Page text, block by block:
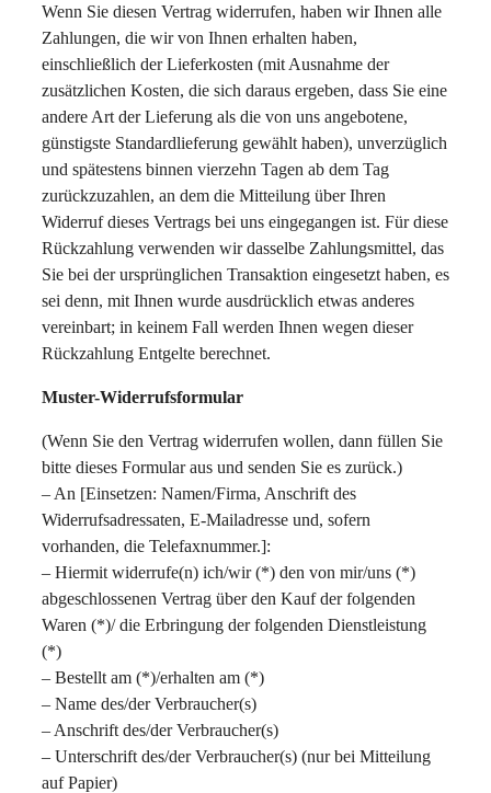
Wenn Sie diesen Vertrag widerrufen, haben wir Ihnen alle
Zahlungen, die wir von Ihnen erhalten haben,
einschließlich der Lieferkosten (mit Ausnahme der
zusätzlichen Kosten, die sich daraus ergeben, dass Sie eine
andere Art der Lieferung als die von uns angebotene,
günstigste Standardlieferung gewählt haben), unverzüglich
und spätestens binnen vierzehn Tagen ab dem Tag
zurückzuzahlen, an dem die Mitteilung über Ihren
Widerruf dieses Vertrags bei uns eingegangen ist. Für diese
Rückzahlung verwenden wir dasselbe Zahlungsmittel, das
Sie bei der ursprünglichen Transaktion eingesetzt haben, es
sei denn, mit Ihnen wurde ausdrücklich etwas anderes
vereinbart; in keinem Fall werden Ihnen wegen dieser
Rückzahlung Entgelte berechnet.
Muster-Widerrufsformular
(Wenn Sie den Vertrag widerrufen wollen, dann füllen Sie
bitte dieses Formular aus und senden Sie es zurück.)
– An [Einsetzen: Namen/Firma, Anschrift des
Widerrufsadressaten, E-Mailadresse und, sofern
vorhanden, die Telefaxnummer.]:
– Hiermit widerrufe(n) ich/wir (*) den von mir/uns (*)
abgeschlossenen Vertrag über den Kauf der folgenden
Waren (*)/ die Erbringung der folgenden Dienstleistung
(*)
– Bestellt am (*)/erhalten am (*)
– Name des/der Verbraucher(s)
– Anschrift des/der Verbraucher(s)
– Unterschrift des/der Verbraucher(s) (nur bei Mitteilung
auf Papier)